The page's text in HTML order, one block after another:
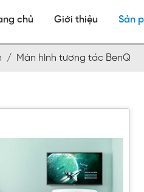
chủ Giới thiệu Sản
/ Màn hình tương tác BenQ